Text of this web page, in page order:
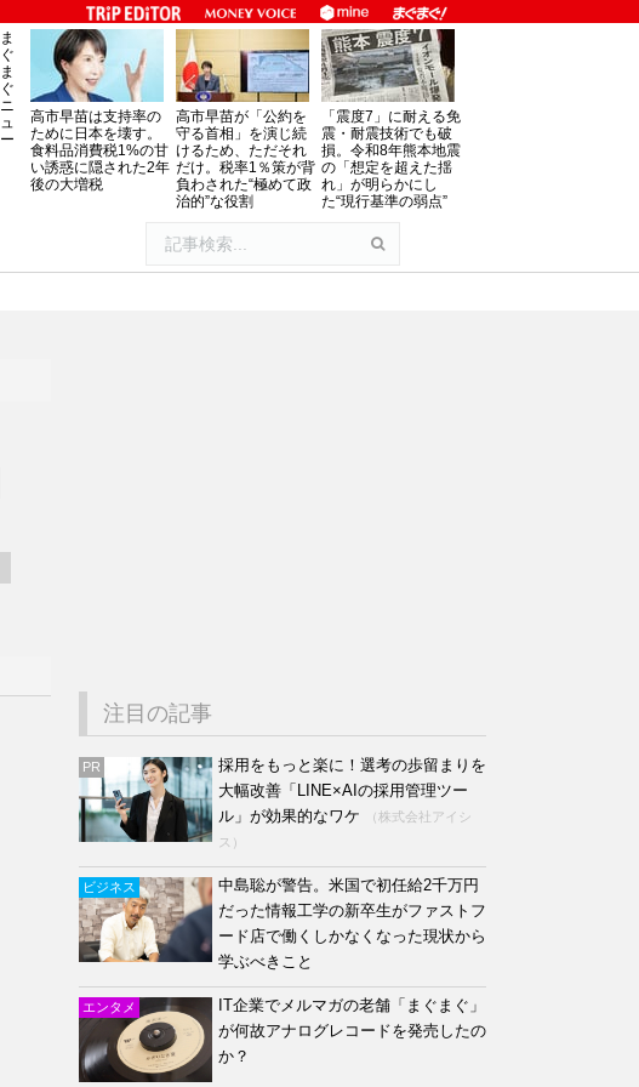
ま
ぐ
ま
ぐ
ニ
ュ
ー
高市早苗は支持率の
ために日本を壊す。
食料品消費税1%の甘
い誘惑に隠された2年
後の大増税
高市早苗が「公約を
守る首相」を演じ続
けるため、ただそれ
だけ。税率1％策が背
負わされた“極めて政
治的”な役割
「震度7」に耐える免
震・耐震技術でも破
損。令和8年熊本地震
の「想定を超えた揺
れ」が明らかにし
た“現行基準の弱点”
注目の記事
PR
採用をもっと楽に！選考の歩留まりを
大幅改善「LINE×AIの採用管理ツー
ル」が効果的なワケ
（株式会社アイシ
ス）
ビジネス
中島聡が警告。米国で初任給2千万円
だった情報工学の新卒生がファストフ
ード店で働くしかなくなった現状から
学ぶべきこと
エンタメ
IT企業でメルマガの老舗「まぐまぐ」
が何故アナログレコードを発売したの
か？